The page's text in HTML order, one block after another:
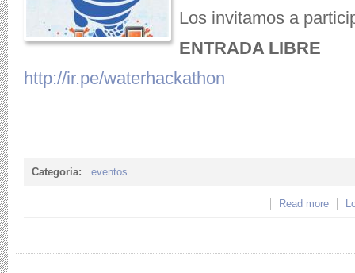
Los invitamos a
ENTRADA LIBRE
http://ir.pe/waterhackathon
Categoria: eventos
Read more